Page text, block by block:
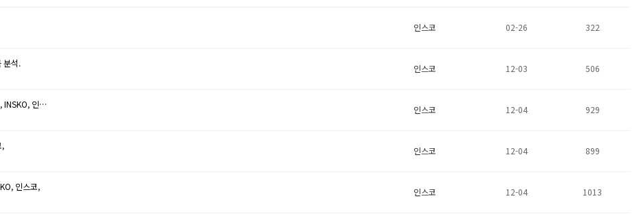
인스코 02-26 322
분석.
인스코 12-03 506
INSKO, 인…
인스코 12-04 929
,
인스코 12-04 899
인스코,
인스코 12-04 1013